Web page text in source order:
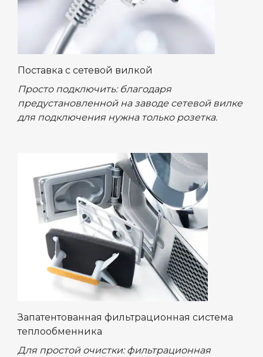
Поставка с сетевой вилкой
Просто подключить: благодаря
предустановленной на заводе сетевой вилке
для подключения нужна только розетка.
Запатентованная фильтрационная система
теплообменника
Для простой очистки: фильтрационная